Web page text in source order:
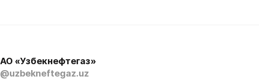
АО «Узбекнефтегаз»
@uzbekneftegaz.uz